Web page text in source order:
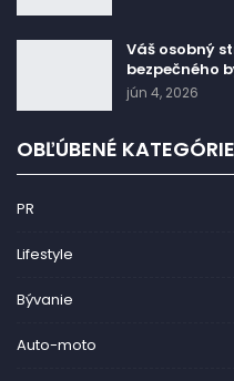
Váš osobný
bezpečného
jún 4, 2026
OBĽÚBENÉ KATEGÓRIE
PR
Lifestyle
Bývanie
Auto-moto